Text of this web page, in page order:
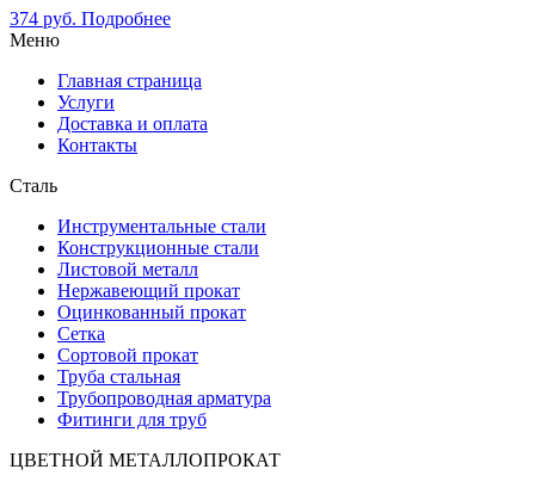
374 руб. Подробнее
Меню
Главная страница
Услуги
Доставка и оплата
Контакты
Сталь
Инструментальные стали
Конструкционные стали
Листовой металл
Нержавеющий прокат
Оцинкованный прокат
Сетка
Сортовой прокат
Труба стальная
Трубопроводная арматура
Фитинги для труб
ЦВЕТНОЙ МЕТАЛЛОПРОКАТ